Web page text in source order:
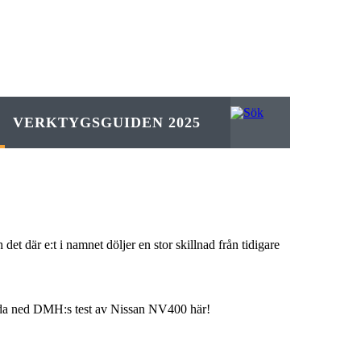
VERKTYGSGUIDEN 2025
där e:t i namnet döljer en stor skillnad från tidigare
ned DMH:s test av Nissan NV400 här!